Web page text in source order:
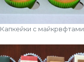
Капкейки с майкрвфтами